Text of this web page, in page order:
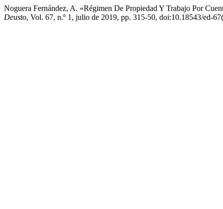
Noguera Fernández, A. «Régimen De Propiedad Y Trabajo Por
Deusto, Vol. 67, n.º 1, julio de 2019, pp. 315-50, doi:10.18543/ed-